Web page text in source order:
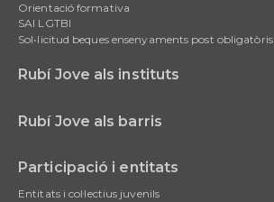
Orientació formativa
SAI LGTBI
Sol•licitud beques ensenyaments post obligatòris
Rubí Jove als instituts
Rubí Jove als barris
Participació i entitats
Entitats i col·lectius juvenils